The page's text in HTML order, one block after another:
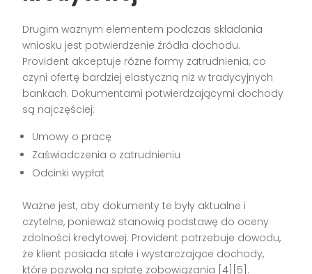
Drugim ważnym elementem podczas składania
wniosku jest potwierdzenie źródła dochodu.
Provident akceptuje różne formy zatrudnienia, co
czyni ofertę bardziej elastyczną niż w tradycyjnych
bankach. Dokumentami potwierdzającymi dochody
są najczęściej:
Umowy o pracę
Zaświadczenia o zatrudnieniu
Odcinki wypłat
Ważne jest, aby dokumenty te były aktualne i
czytelne, ponieważ stanowią podstawę do oceny
zdolności kredytowej. Provident potrzebuje dowodu,
że klient posiada stałe i wystarczające dochody,
które pozwolą na spłatę zobowiązania [4][5].